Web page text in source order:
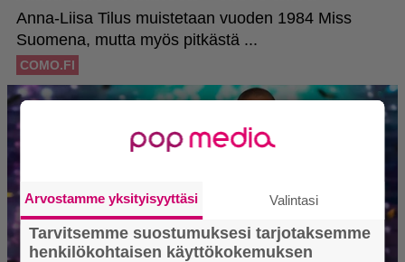
Arvostamme yksityisyyttäsi Valintasi
Tarvitsemme suostumuksesi tarjotaksemme
henkilökohtaisen käyttökokemuksen